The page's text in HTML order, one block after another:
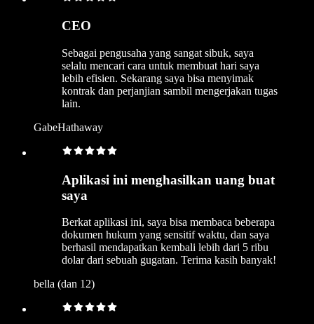
CEO
Sebagai pengusaha yang sangat sibuk, saya
selalu mencari cara untuk membuat hari saya
lebih efisien. Sekarang saya bisa menyimak
kontrak dan perjanjian sambil mengerjakan tugas
lain.
GabeHathaway
Aplikasi ini menghasilkan uang buat
saya
Berkat aplikasi ini, saya bisa membaca beberapa
dokumen hukum yang sensitif waktu, dan saya
berhasil mendapatkan kembali lebih dari 5 ribu
dolar dari sebuah gugatan. Terima kasih banyak!
bella (dan 12)